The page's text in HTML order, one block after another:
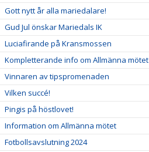
Gott nytt år alla mariedalare!
Gud Jul önskar Mariedals IK
Luciafirande på Kransmossen
Kompletterande info om Allmänna mötet
Vinnaren av tipspromenaden
Vilken succé!
Pingis på höstlovet!
Information om Allmänna mötet
Fotbollsavslutning 2024